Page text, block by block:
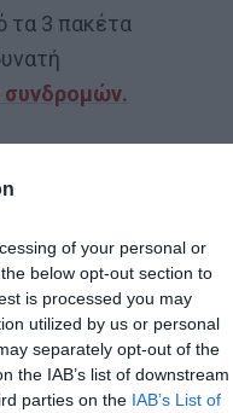
of your personal or
below opt-out section to
is processed you may
utilized by us or personal
separately opt-out of the
the IAB’s list of downstream
parties on the IAB’s List of
τα 3 πακέτα
συνδρομών.
ο